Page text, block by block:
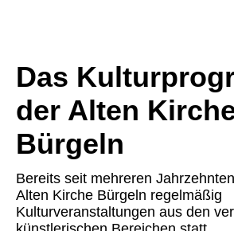
Das
der Alten
Bürgeln
Bereits seit mehreren
Alten Kirche Bürgeln regelmäßig
Kulturveranstaltungen aus den